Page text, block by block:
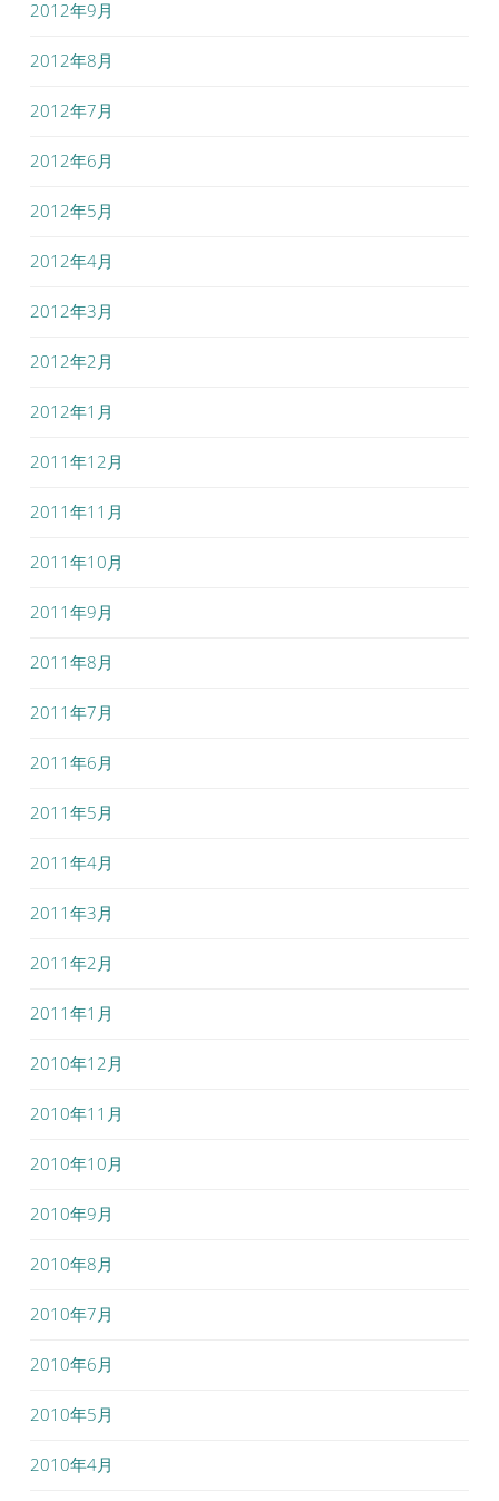
2012年9月
2012年8月
2012年7月
2012年6月
2012年5月
2012年4月
2012年3月
2012年2月
2012年1月
2011年12月
2011年11月
2011年10月
2011年9月
2011年8月
2011年7月
2011年6月
2011年5月
2011年4月
2011年3月
2011年2月
2011年1月
2010年12月
2010年11月
2010年10月
2010年9月
2010年8月
2010年7月
2010年6月
2010年5月
2010年4月